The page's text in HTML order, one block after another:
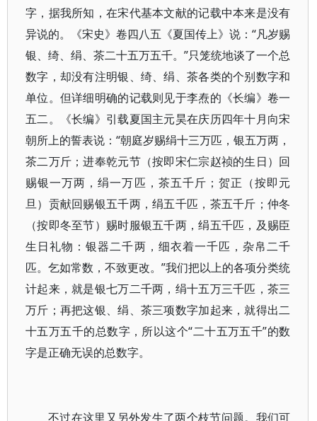
字，据我所知，在宋代基本文献的记载中本来是没有
异说的。《宋史》卷四八五《夏国传上》说：“凡岁赐
银、绮、绢、茶二十五万五千。”只笼统地谈了一个总
数字，却没有注明银、绮、绢、茶各类的个别数字和
单位。但详细明确的记载则见于李焘的《长编》卷一
五二。《长编》引载夏国主元昊在庆历四年十月向宋
朝所上的誓表说：“朝庭岁赐绢十三万匹，银五万两，
茶二万斤；进奉乾元节（按即宋仁宗赵祯的生日）回
赐银一万两，绢一万匹，茶五千斤；贺正（按即元
旦）贡献回赐银五千两，绢五千匹，茶五千斤；仲冬
（按即冬至节）赐时服银五千两，绢五千匹，及赐臣
生日礼物：银器二千两，细衣着一千匹，杂帛二千
匹。乞如常数，不致更改。”我们把以上的各项分类统
计起来，就是银七万二千两，绢十五万三千匹，茶三
万斤；再把这银、绢、茶三项数字加起来，就得出二
十五万五千的总数字，所以这个“二十五万五千”的数
字是正确无误的总数字。
不过在这里又另外发生了两个枝节问题。我们可